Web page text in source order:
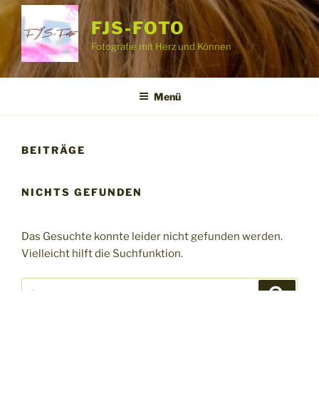
FJS-FOTO
Fotografie mit Herz und Können
Menü
BEITRÄGE
NICHTS GEFUNDEN
Das Gesuchte konnte leider nicht gefunden werden.
Vielleicht hilft die Suchfunktion.